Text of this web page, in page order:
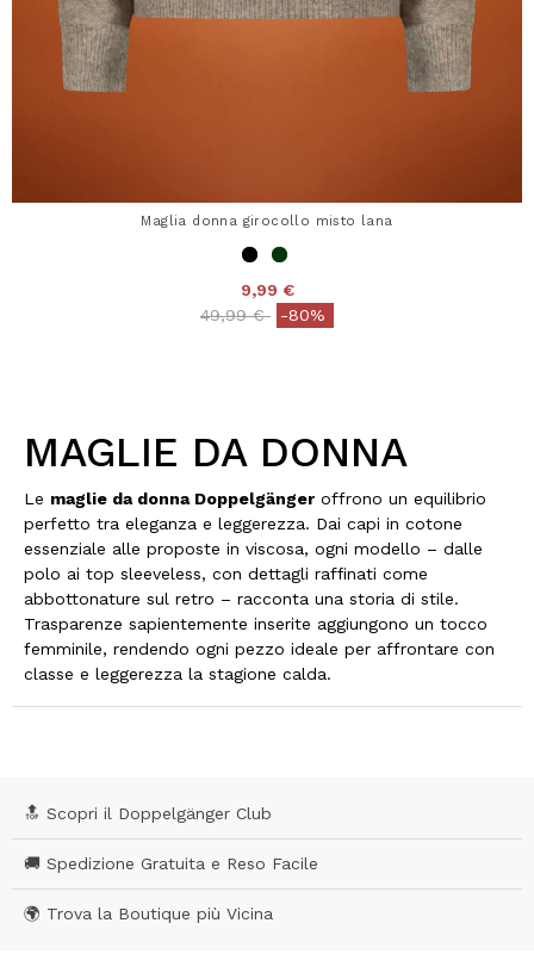
Maglia donna girocollo misto lana
9,99 €
Price reduced from
49,99 €to-80%
MAGLIE DA DONNA
Le maglie da donna Doppelgänger offrono un equilibrio
perfetto tra eleganza e leggerezza. Dai capi in cotone
essenziale alle proposte in viscosa, ogni modello – dalle
polo ai top sleeveless, con dettagli raffinati come
abbottonature sul retro – racconta una storia di stile.
Trasparenze sapientemente inserite aggiungono un tocco
femminile, rendendo ogni pezzo ideale per affrontare con
classe e leggerezza la stagione calda.
🔝 Scopri il Doppelgänger Club
🚚 Spedizione Gratuita e Reso Facile
🌍 Trova la Boutique più Vicina